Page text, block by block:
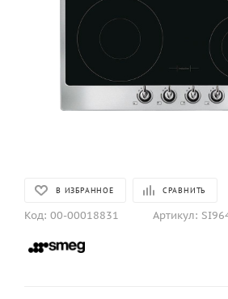
В ИЗБРАННОЕ СРАВНИТЬ
Код: 00-00018831 Артикул: